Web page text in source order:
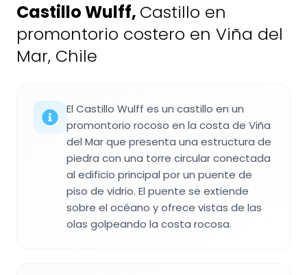
Castillo Wulff, Castillo en
promontorio costero en Viña del
Mar, Chile
El Castillo Wulff es un castillo en un
promontorio rocoso en la costa de Viña
del Mar que presenta una estructura de
piedra con una torre circular conectada
al edificio principal por un puente de
piso de vidrio. El puente se extiende
sobre el océano y ofrece vistas de las
olas golpeando la costa rocosa.